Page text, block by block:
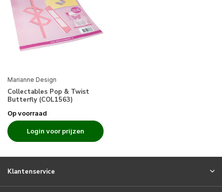
Marianne Design
Collectables Pop & Twist
Butterfly (COL1563)
Op voorraad
Login voor prijzen
Klantenservice